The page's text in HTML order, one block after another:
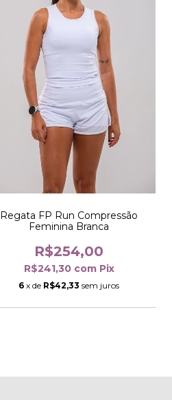
Regata FP Run Compressão
Feminina Branca
R$254,00
R$241,30 com Pix
6 x de R$42,33 sem juros